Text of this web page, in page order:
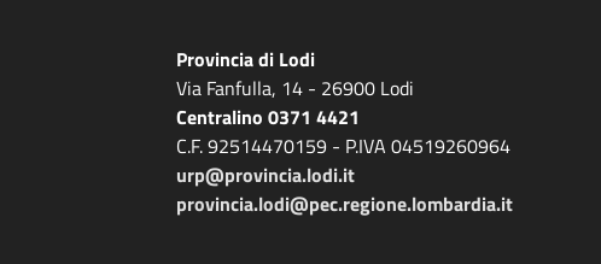
Provincia di Lodi
Via Fanfulla, 14 - 26900 Lodi
Centralino 0371 4421
C.F. 92514470159 - P.IVA 04519260964
urp@provincia.lodi.it
provincia.lodi@pec.regione.lombardia.it